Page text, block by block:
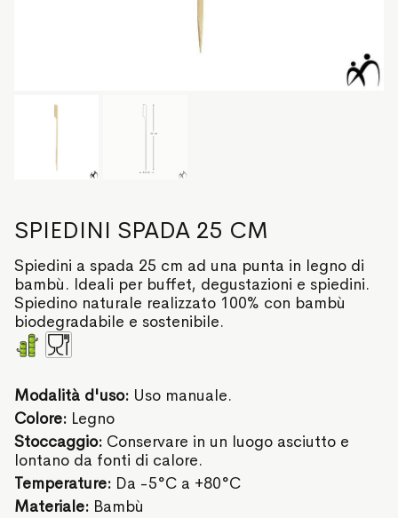
SPIEDINI SPADA 25 CM
Spiedini a spada 25 cm ad una punta in legno di
bambù. Ideali per buffet, degustazioni e spiedini.
Spiedino naturale realizzato 100% con bambù
biodegradabile e sostenibile.
Modalità d'uso: Uso manuale.
Colore: Legno
Stoccaggio: Conservare in un luogo asciutto e
lontano da fonti di calore.
Temperature: Da -5°C a +80°C
Materiale: Bambù